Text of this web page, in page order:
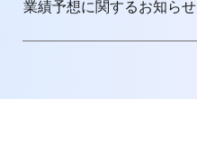
業績予想に関するお知らせ